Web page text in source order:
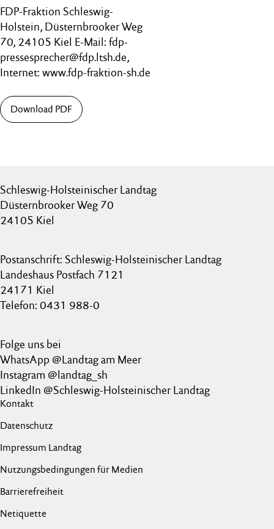
FDP-Fraktion Schleswig-
Holstein, Düsternbrooker Weg
70, 24105 Kiel E-Mail: fdp-
pressesprecher@fdp.ltsh.de,
Internet: www.fdp-fraktion-sh.de
Download PDF
Schleswig-Holsteinischer Landtag
Düsternbrooker Weg 70
24105 Kiel
Postanschrift: Schleswig-Holsteinischer Landtag
Landeshaus Postfach 7121
24171 Kiel
Telefon: 0431 988-0
Folge uns bei
WhatsApp @Landtag am Meer
Instagram @landtag_sh
LinkedIn @Schleswig-Holsteinischer Landtag
Kontakt
Datenschutz
Impressum Landtag
Nutzungsbedingungen für Medien
Barrierefreiheit
Netiquette